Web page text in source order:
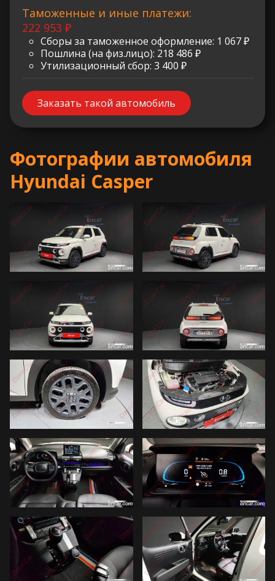
Таможенные и иные платежи:
222 953 ₽
Сборы за таможенное оформление: 1 067 ₽
Пошлина (на физ.лицо): 218 486 ₽
Утилизационный сбор: 3 400 ₽
Заказать такой автомобиль
Фотографии автомобиля
Hyundai Casper